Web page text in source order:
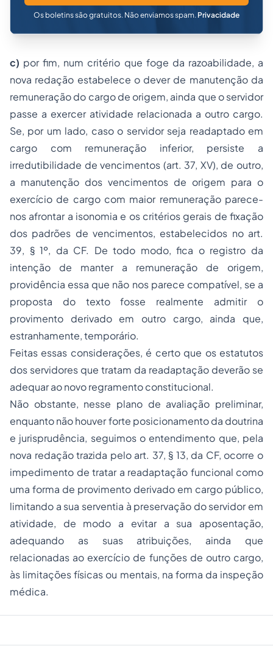
Os boletins são gratuitos. Não enviamos spam. Privacidade
c) por fim, num critério que foge da razoabilidade, a
nova redação estabelece o dever de manutenção da
remuneração do cargo de origem, ainda que o servidor
passe a exercer atividade relacionada a outro cargo.
Se, por um lado, caso o servidor seja readaptado em
cargo com remuneração inferior, persiste a
irredutibilidade de vencimentos (art. 37, XV), de outro,
a manutenção dos vencimentos de origem para o
exercício de cargo com maior remuneração parece-
nos afrontar a isonomia e os critérios gerais de fixação
dos padrões de vencimentos, estabelecidos no art.
39, § 1º, da CF. De todo modo, fica o registro da
intenção de manter a remuneração de origem,
providência essa que não nos parece compatível, se a
proposta do texto fosse realmente admitir o
provimento derivado em outro cargo, ainda que,
estranhamente, temporário.
Feitas essas considerações, é certo que os estatutos
dos servidores que tratam da readaptação deverão se
adequar ao novo regramento constitucional.
Não obstante, nesse plano de avaliação preliminar,
enquanto não houver forte posicionamento da doutrina
e jurisprudência, seguimos o entendimento que, pela
nova redação trazida pelo art. 37, § 13, da CF, ocorre o
impedimento de tratar a readaptação funcional como
uma forma de provimento derivado em cargo público,
limitando a sua serventia à preservação do servidor em
atividade, de modo a evitar a sua aposentação,
adequando as suas atribuições, ainda que
relacionadas ao exercício de funções de outro cargo,
às limitações físicas ou mentais, na forma da inspeção
médica.